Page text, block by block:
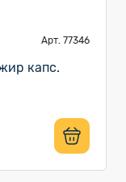
Арт. 77346
капс.